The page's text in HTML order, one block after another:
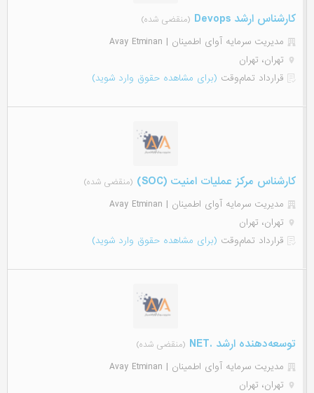
کارشناس ارشد Devops (منقضی شده)
مدیریت سرمایه آوای اطمینان | Avay Etminan
تهران، تهران
قرارداد تمام‌وقت (برای مشاهده حقوق وارد شوید)
کارشناس مرکز عملیات امنیت (SOC) (منقضی شده)
مدیریت سرمایه آوای اطمینان | Avay Etminan
تهران، تهران
قرارداد تمام‌وقت (برای مشاهده حقوق وارد شوید)
توسعه‌دهنده ارشد .NET (منقضی شده)
مدیریت سرمایه آوای اطمینان | Avay Etminan
تهران، تهران